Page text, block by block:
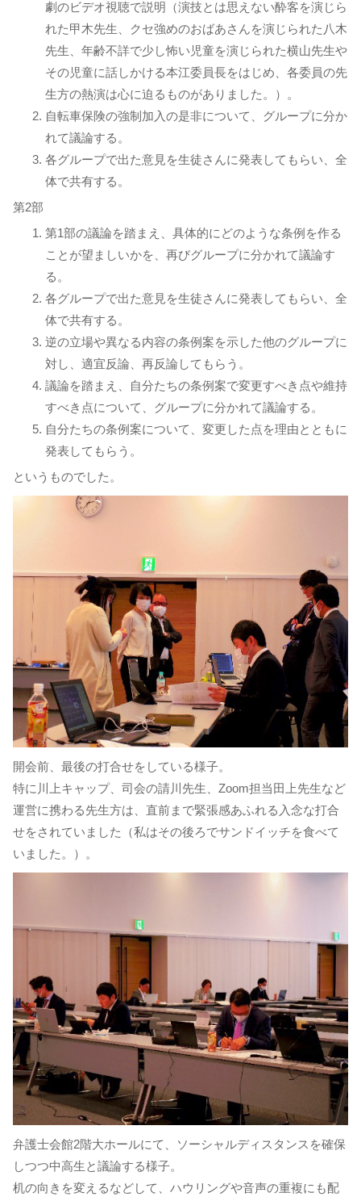
劇のビデオ視聴で説明（演技とは思えない酔客を演じら
れた甲木先生、クセ強めのおばあさんを演じられた八木
先生、年齢不詳で少し怖い児童を演じられた横山先生や
その児童に話しかける本江委員長をはじめ、各委員の先
生方の熱演は心に迫るものがありました。）。
自転車保険の強制加入の是非について、グループに分か
れて議論する。
各グループで出た意見を生徒さんに発表してもらい、全
体で共有する。
第2部
第1部の議論を踏まえ、具体的にどのような条例を作る
ことが望ましいかを、再びグループに分かれて議論す
る。
各グループで出た意見を生徒さんに発表してもらい、全
体で共有する。
逆の立場や異なる内容の条例案を示した他のグループに
対し、適宜反論、再反論してもらう。
議論を踏まえ、自分たちの条例案で変更すべき点や維持
すべき点について、グループに分かれて議論する。
自分たちの条例案について、変更した点を理由とともに
発表してもらう。
というものでした。
開会前、最後の打合せをしている様子。
特に川上キャップ、司会の請川先生、Zoom担当田上先生など
運営に携わる先生方は、直前まで緊張感あふれる入念な打合
せをされていました（私はその後ろでサンドイッチを食べて
いました。）。
弁護士会館2階大ホールにて、ソーシャルディスタンスを確保
しつつ中高生と議論する様子。
机の向きを変えるなどして、ハウリングや音声の重複にも配